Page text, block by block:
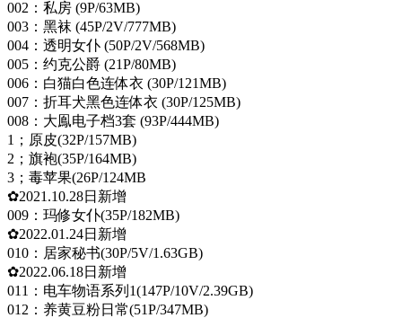
002：私房 (9P/63MB)
003：黑袜 (45P/2V/777MB)
004：透明女仆 (50P/2V/568MB)
005：约克公爵 (21P/80MB)
006：白猫白色连体衣 (30P/121MB)
007：折耳犬黑色连体衣 (30P/125MB)
008：大鳯电子档3套 (93P/444MB)
1；原皮(32P/157MB)
2；旗袍(35P/164MB)
3；毒苹果(26P/124MB
✿2021.10.28日新增
009：玛修女仆(35P/182MB)
✿2022.01.24日新增
010：居家秘书(30P/5V/1.63GB)
✿2022.06.18日新增
011：电车物语系列1(147P/10V/2.39GB)
012：养黄豆粉日常(51P/347MB)